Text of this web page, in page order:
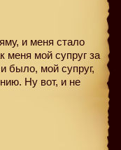
и меня стало
меня мой супруг за
было, мой супруг,
Ну вот, и не